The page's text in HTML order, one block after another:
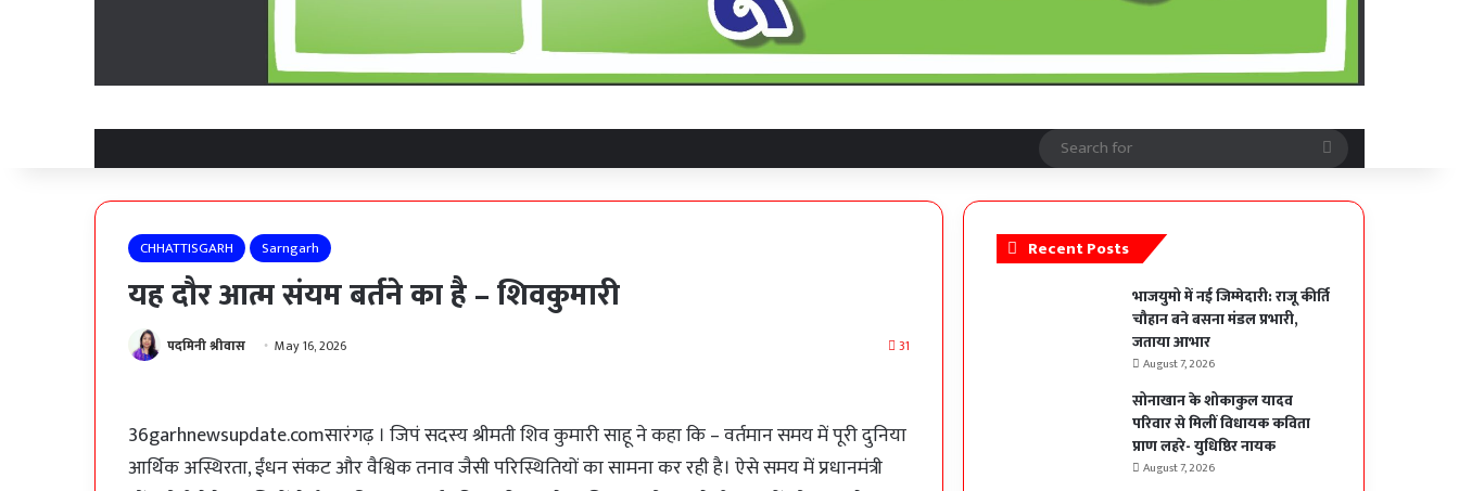
Search
CHHATTISGARH Sarngarh
यह दौर आत्म संयम बर्तने का है – शिवकुमारी
पदमिनी श्रीवास May 16, 2026 31
36garhnewsupdate.comसारंगढ़ । जिपं सदस्य श्रीमती शिव कुमारी साहू ने कहा कि – वर्तमान समय में पूरी दुनिया
आर्थिक अस्थिरता, ईंधन संकट और वैश्विक तनाव जैसी परिस्थितियों का सामना कर रही है। ऐसे समय में प्रधानमंत्री
Recent Posts
भाजयुमो में नई जिम्मेदारी: राजू कीर्ति
चौहान बने बसना मंडल प्रभारी,
जताया आभार
August 7, 2026
सोनाखान के शोकाकुल यादव
परिवार से मिलीं विधायक कविता
प्राण लहरे- युधिष्ठिर नायक
August 7, 2026